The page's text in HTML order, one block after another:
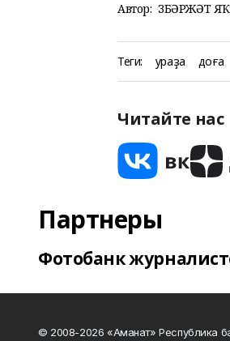
Автор: ЗӨБӘРЖӘТ
Теги: ураҙа доға
Читайте нас
Партнеры
Фотобанк
© 2008-2026 «Аманат» Республика